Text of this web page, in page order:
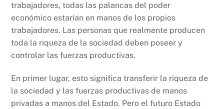
trabajadores, todas las palancas del poder
económico estarían en manos de los propios
trabajadores. Las personas que realmente producen
toda la riqueza de la sociedad deben poseer y
controlar las fuerzas productivas.
En primer lugar, esto significa transferir la riqueza de
la sociedad y las fuerzas productivas de manos
privadas a manos del Estado. Pero el futuro Estado